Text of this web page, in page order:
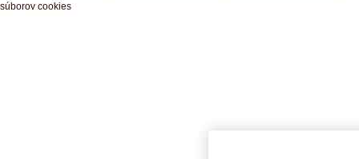
súborov cookies